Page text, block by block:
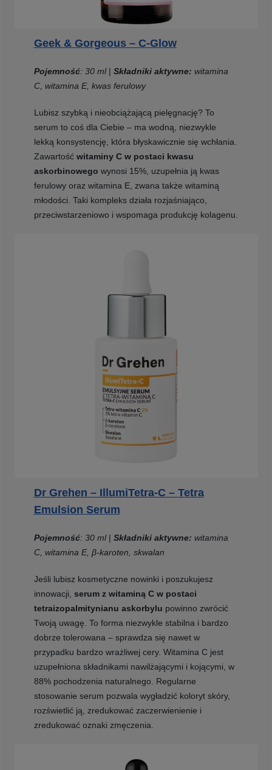
Geek & Gorgeous – C-Glow
Pojemność: 30 ml | Składniki aktywne: witamina
C, witamina E, kwas ferulowy
Lubisz szybką i nieobciążającą pielęgnację? To
serum to coś dla Ciebie – ma wodną, niezwykle
lekką konsystencję, która błyskawicznie się wchłania.
Zawartość witaminy C w postaci kwasu
askorbinowego wynosi 15%, uzupełnia ją kwas
ferulowy oraz witamina E, zwana także witaminą
młodości. Taki kompleks działa rozjaśniająco,
przeciwstarzeniowo i wspomaga produkcję kolagenu.
Dr Grehen – IllumiTetra-C – Tetra
Emulsion Serum
Pojemność: 30 ml | Składniki aktywne: witamina
C, witamina E, β-karoten, skwalan
Jeśli lubisz kosmetyczne nowinki i poszukujesz
innowacji, serum z witaminą C w postaci
tetraizopalmitynianu askorbylu powinno zwrócić
Twoją uwagę. To forma niezwykle stabilna i bardzo
dobrze tolerowana – sprawdza się nawet w
przypadku bardzo wrażliwej cery. Witamina C jest
uzupełniona składnikami nawilżającymi i kojącymi, w
88% pochodzenia naturalnego. Regularne
stosowanie serum pozwala wygładzić koloryt skóry,
rozświetlić ją, zredukować zaczerwienienie i
zredukować oznaki zmęczenia.